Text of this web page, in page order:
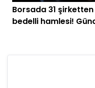
Borsada 31 şirketten
bedelli hamlesi!